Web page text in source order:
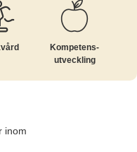
Kompetens­
utveckling
inom